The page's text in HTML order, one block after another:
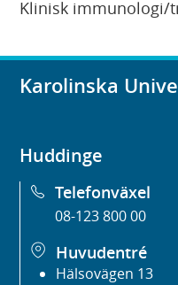
Klinisk immunologi/
Karolinska
Huddinge
Telefonväxel
08-123 800 00
Huvudentré
Hälsovägen 13